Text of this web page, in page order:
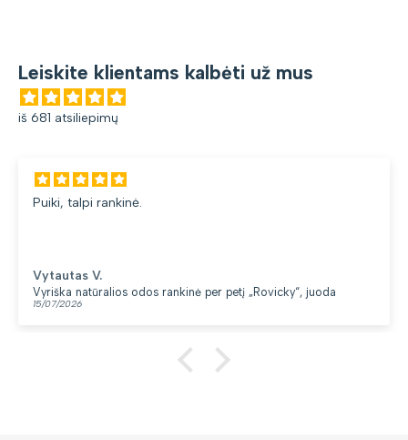
Leiskite klientams kalbėti už mus
iš 681 atsiliepimų
Puiki, talpi rankinė.
Vytautas V.
Vyriška natūralios odos rankinė per petį „Rovicky“, juoda
15/07/2026